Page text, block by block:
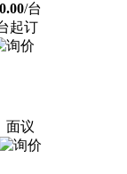
/台
起订
面议